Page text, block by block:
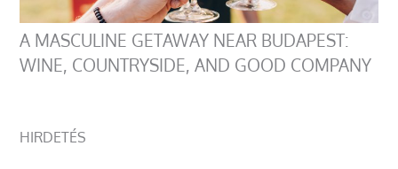
A MASCULINE GETAWAY NEAR BUDAPEST:
WINE, COUNTRYSIDE, AND GOOD COMPANY
HIRDETÉS